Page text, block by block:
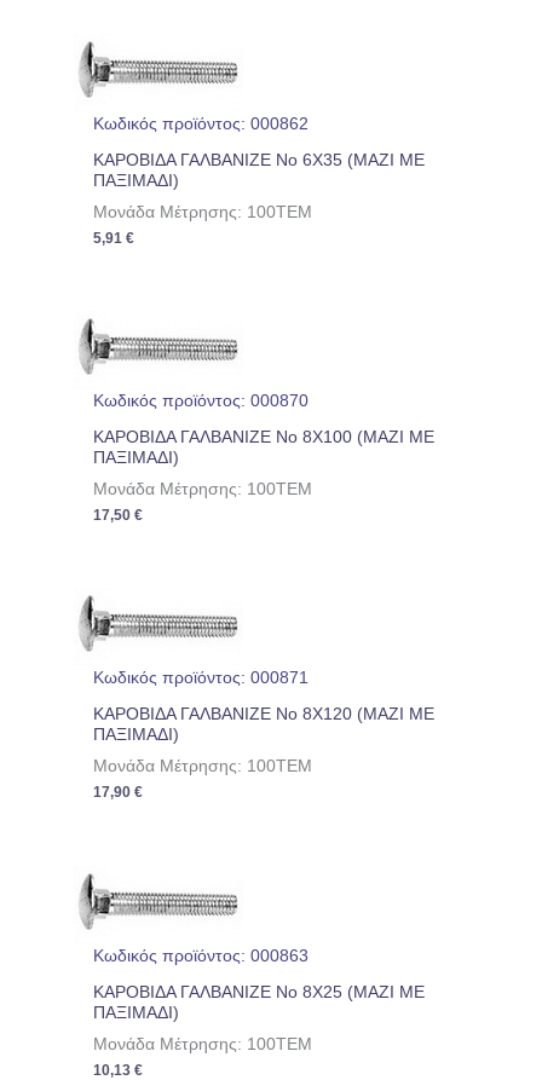
Κωδικός προϊόντος: 000862
ΚΑΡΟΒΙΔΑ ΓΑΛΒΑΝΙΖΕ No 6Χ35 (ΜΑΖΙ ΜΕ
ΠΑΞΙΜΑΔΙ)
Μονάδα Μέτρησης: 100TEM
5,91€
Κωδικός προϊόντος: 000870
ΚΑΡΟΒΙΔΑ ΓΑΛΒΑΝΙΖΕ No 8Χ100 (ΜΑΖΙ ΜΕ
ΠΑΞΙΜΑΔΙ)
Μονάδα Μέτρησης: 100TEM
17,50€
Κωδικός προϊόντος: 000871
ΚΑΡΟΒΙΔΑ ΓΑΛΒΑΝΙΖΕ No 8Χ120 (ΜΑΖΙ ΜΕ
ΠΑΞΙΜΑΔΙ)
Μονάδα Μέτρησης: 100TEM
17,90€
Κωδικός προϊόντος: 000863
ΚΑΡΟΒΙΔΑ ΓΑΛΒΑΝΙΖΕ No 8Χ25 (ΜΑΖΙ ΜΕ
ΠΑΞΙΜΑΔΙ)
Μονάδα Μέτρησης: 100TEM
10,13€